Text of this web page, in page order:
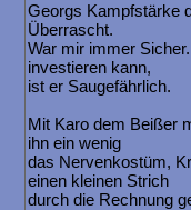
Georgs Kampfstärke
Überrascht.
War mir immer
investieren kann,
ist er Saugefährlich.
Mit Karo dem Beißer
ihn ein wenig
das Nervenkostüm,
einen kleinen Strich
durch die Rechnung